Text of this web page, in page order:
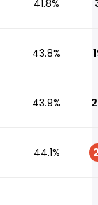
41.8%
43.8%
43.9%
44.1%